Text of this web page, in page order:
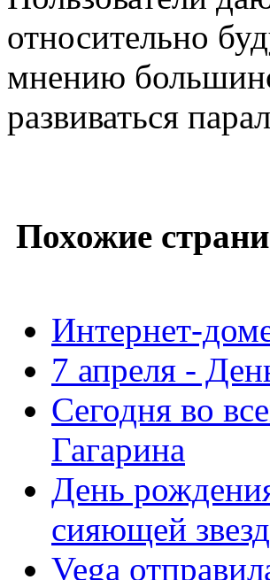
относительно
мнению
развиваться
Похожие
Интернет-
7 апреля -
Сегодня во
Гагарина
День
сияющей
Vega